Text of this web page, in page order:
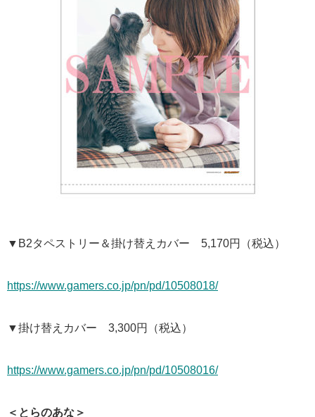
▼B2タペストリー＆掛け替えカバー 5,170円（税込）
https://www.gamers.co.jp/pn/pd/10508018/
▼掛け替えカバー 3,300円（税込）
https://www.gamers.co.jp/pn/pd/10508016/
＜とらのあな＞